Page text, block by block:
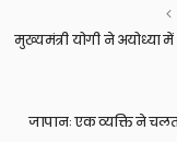
मुख्यमंत्री योगी ने अयोध्या
जापानः एक व्यक्ति ने